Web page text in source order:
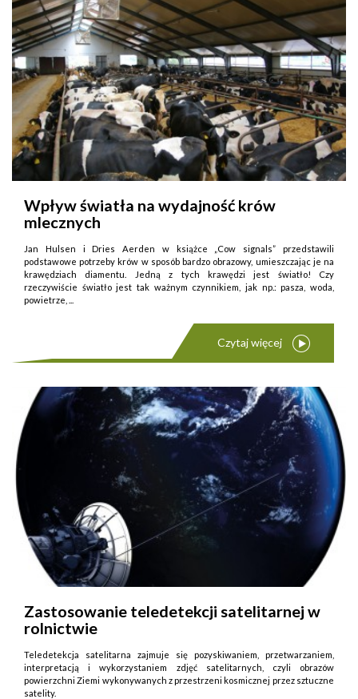
Wpływ światła na wydajność krów
mlecznych
Jan Hulsen i Dries Aerden w książce „Cow signals” przedstawili
podstawowe potrzeby krów w sposób bardzo obrazowy, umieszczając je na
krawędziach diamentu. Jedną z tych krawędzi jest światło! Czy
rzeczywiście światło jest tak ważnym czynnikiem, jak np.: pasza, woda,
powietrze, ...
Czytaj więcej
Zastosowanie teledetekcji satelitarnej w
rolnictwie
Teledetekcja satelitarna zajmuje się pozyskiwaniem, przetwarzaniem,
interpretacją i wykorzystaniem zdjęć satelitarnych, czyli obrazów
powierzchni Ziemi wykonywanych z przestrzeni kosmicznej przez sztuczne
satelity.